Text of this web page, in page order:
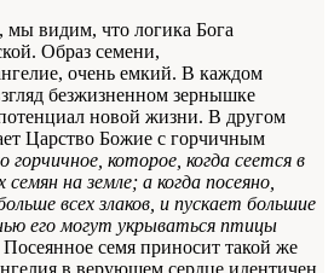
мы видим, что логика Бога
Образ семени,
очень емкий. В каждом
безжизненном зернышке
новой жизни. В другом
Царство Божие с горчичным
горчичное, которое, когда сеется в
на земле; а когда посеяно,
всех злаков, и пускает большие
его могут укрываться птицы
семя приносит такой же
в верующем сердце идентичен